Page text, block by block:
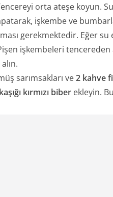
orta ateşe koyun.
işkembe ve
gerekmektedir. Eğer
işkembeleri tencereden
sarımsakları ve2 kahve
kırmızı biber ekleyin.